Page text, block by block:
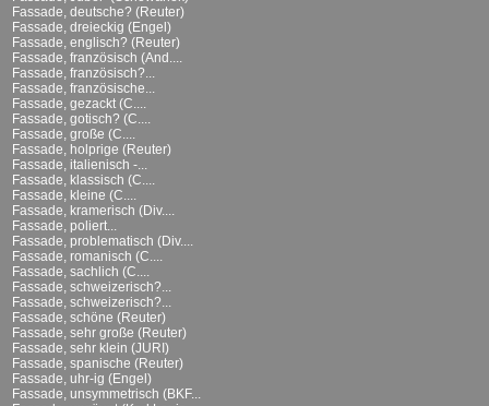
Fassade, deutsche? (Reuter)
Fassade, dreieckig (Engel)
Fassade, englisch? (Reuter)
Fassade, französisch (And....
Fassade, französisch?...
Fassade, französische...
Fassade, gezackt (C....
Fassade, gotisch? (C....
Fassade, große (C....
Fassade, holprige (Reuter)
Fassade, italienisch -...
Fassade, klassisch (C....
Fassade, kleine (C....
Fassade, kramerisch (Div....
Fassade, poliert...
Fassade, problematisch (Div....
Fassade, romanisch (C....
Fassade, sachlich (C....
Fassade, schweizerisch?...
Fassade, schweizerisch?...
Fassade, schöne (Reuter)
Fassade, sehr große (Reuter)
Fassade, sehr klein (JURI)
Fassade, spanische (Reuter)
Fassade, uhr-ig (Engel)
Fassade, unsymmetrisch (BKF...